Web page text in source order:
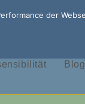
Blog
der